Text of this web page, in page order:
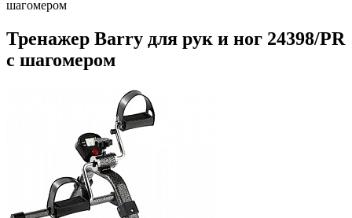
шагомером
Тренажер Barry для рук и ног 24398/PR
с шагомером